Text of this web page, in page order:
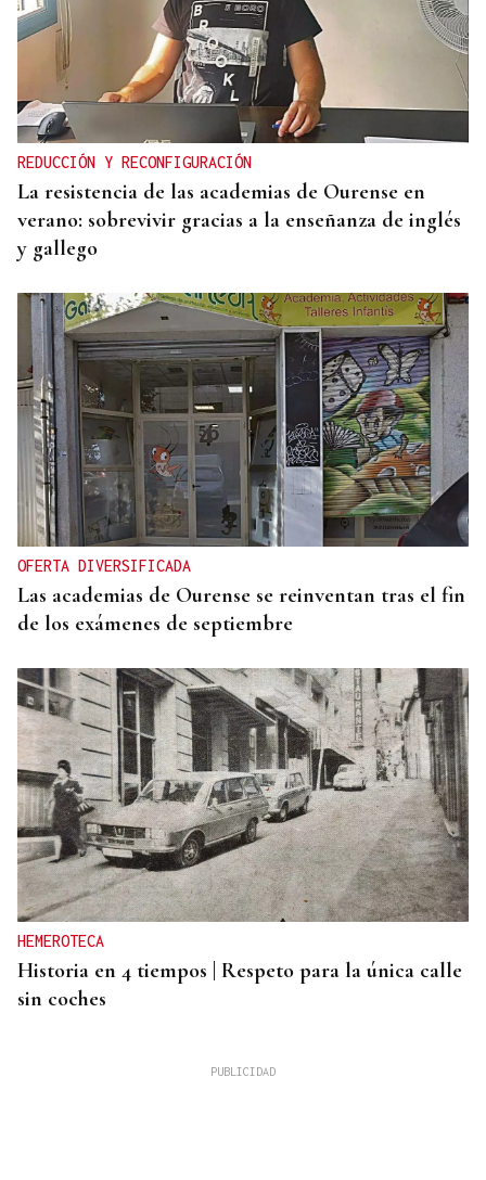
TERCERA FEDERACIÓN
Francisco Vázquez, presidente del Arenteiro: “Solo
pido tener calma”
REDUCCIÓN Y RECONFIGURACIÓN
La resistencia de las academias de Ourense en
verano: sobrevivir gracias a la enseñanza de inglés
y gallego
OFERTA DIVERSIFICADA
Las academias de Ourense se reinventan tras el fin
de los exámenes de septiembre
HEMEROTECA
Historia en 4 tiempos | Respeto para la única calle
sin coches